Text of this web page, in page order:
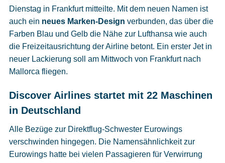
Dienstag in Frankfurt mitteilte. Mit dem neuen Namen ist
auch ein neues Marken-Design verbunden, das über die
Farben Blau und Gelb die Nähe zur Lufthansa wie auch
die Freizeitausrichtung der Airline betont. Ein erster Jet in
neuer Lackierung soll am Mittwoch von Frankfurt nach
Mallorca fliegen.
Discover Airlines startet mit 22 Maschinen
in Deutschland
Alle Bezüge zur Direktflug-Schwester Eurowings
verschwinden hingegen. Die Namensähnlichkeit zur
Eurowings hatte bei vielen Passagieren für Verwirrung